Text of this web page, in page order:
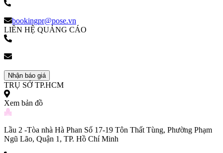
bookingpr@pose.vn
LIÊN HỆ QUẢNG CÁO
Nhận báo giá
TRỤ SỞ TP.HCM
Xem bản đồ
Lầu 2 -Tòa nhà Hà Phan Số 17-19 Tôn Thất Tùng, Phường Phạm
Ngũ Lão, Quận 1, TP. Hồ Chí Minh